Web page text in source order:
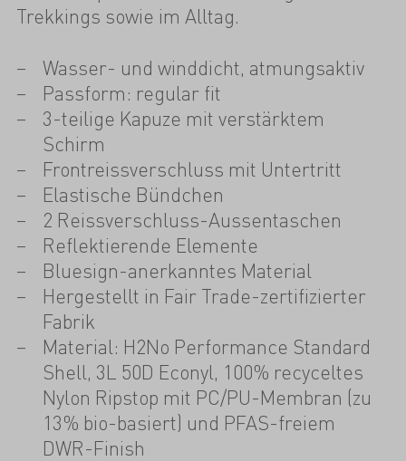
Trekkings sowie im Alltag.
Wasser- und winddicht, atmungsaktiv
Passform: regular fit
3-teilige Kapuze mit verstärktem
Schirm
Frontreissverschluss mit Untertritt
Elastische Bündchen
2 Reissverschluss-Aussentaschen
Reflektierende Elemente
Bluesign-anerkanntes Material
Hergestellt in Fair Trade-zertifizierter
Fabrik
Material: H2No Performance Standard
Shell, 3L 50D Econyl, 100% recyceltes
Nylon Ripstop mit PC/PU-Membran (zu
13% bio-basiert) und PFAS-freiem
DWR-Finish